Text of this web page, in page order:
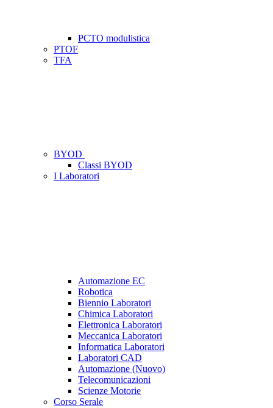
PCTO modulistica
PTOF
TFA
BYOD
Classi BYOD
I Laboratori
Automazione EC
Robotica
Biennio Laboratori
Chimica Laboratori
Elettronica Laboratori
Meccanica Laboratori
Informatica Laboratori
Laboratori CAD
Automazione (Nuovo)
Telecomunicazioni
Scienze Motorie
Corso Serale